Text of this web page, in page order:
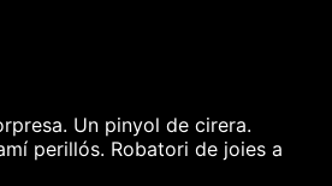
Un pinyol de cirera.
perillós. Robatori de joies a